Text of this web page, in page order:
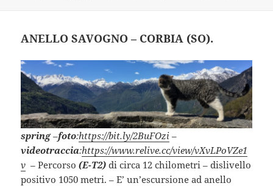
ANELLO SAVOGNO – CORBIA (SO).
spring–foto:https://bit.ly/2BuFOzi –
videotraccia:https://www.relive.cc/view/vXvLPoVZe1
v –Percorso (E-T2) di circa 12 chilometri – dislivello
positivo 1050 metri. – E’ un’escursione ad anello